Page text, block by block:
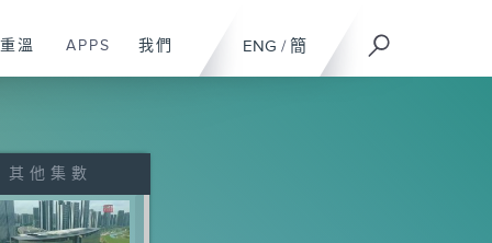
ENG / 簡
重溫 APPS 我們
其他集數